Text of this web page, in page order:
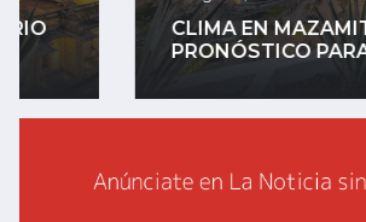
CLIMA EN MAZAMITLA HOY: EL
PRONÓSTICO PARA...